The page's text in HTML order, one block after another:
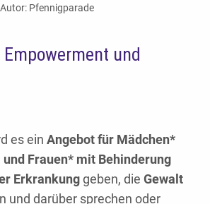
Pfennigparade
und
es ein Angebot für Mädchen*
und Frauen* mit Behinderung
Erkrankung geben, die Gewalt
und darüber sprechen oder